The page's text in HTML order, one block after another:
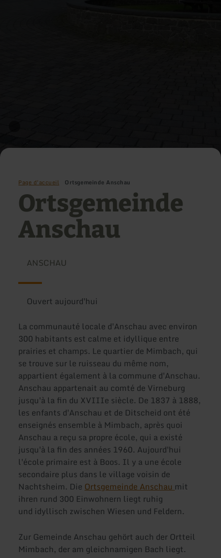
Page d'accueil Ortsgemeinde Anschau
Ortsgemeinde
Anschau
ANSCHAU
Ouvert aujourd'hui
La communauté locale d'Anschau avec environ
300 habitants est calme et idyllique entre
prairies et champs. Le quartier de Mimbach, qui
se trouve sur le ruisseau du même nom,
appartient également à la commune d'Anschau.
Anschau appartenait au comté de Virneburg
jusqu'à la fin du XVIIIe siècle. De 1837 à 1888,
les enfants d'Anschau et de Ditscheid ont été
enseignés ensemble à Mimbach, après quoi
Anschau a reçu sa propre école, qui a existé
jusqu'à la fin des années 1960. Aujourd'hui
l'école primaire est à Boos. Il y a une école
secondaire plus dans le village voisin de
Nachtsheim. DieOrtsgemeinde Anschaumit
ihren rund 300 Einwohnern liegt ruhig
und idyllisch zwischen Wiesen und Feldern.
Zur Gemeinde Anschau gehört auch der Ortteil
Mimbach, der am gleichnamigen Bach liegt.